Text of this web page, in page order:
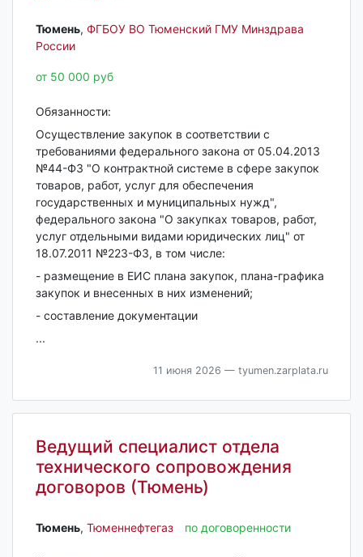
Тюмень‎, ФГБОУ ВО Тюменский ГМУ Минздрава
России
от 50 000 руб
Обязанности:
Осуществление закупок в соответствии с
требованиями федерального закона от 05.04.2013
№44-ФЗ "О контрактной системе в сфере закупок
товаров, работ, услуг для обеспечения
государственных и муниципальных нужд",
федерального закона "О закупках товаров, работ,
услуг отдельными видами юридических лиц" от
18.07.2011 №223-ФЗ, в том числе:
- размещение в ЕИС плана закупок, плана-графика
закупок и внесенных в них изменений;
- составление документации
...
11 июня 2026 — tyumen.zarplata.ru
Ведущий специалист отдела
технического сопровождения
договоров (Тюмень)
Тюмень‎, Тюменнефтегаз по договоренности